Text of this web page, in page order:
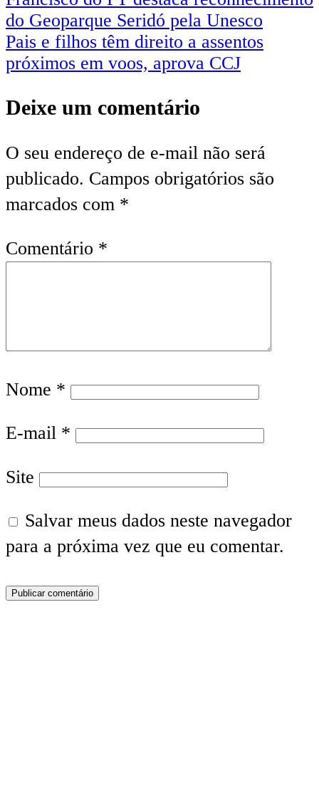
do Geoparque Seridó pela Unesco
Pais e filhos têm direito a assentos
próximos em voos, aprova CCJ
Deixe um comentário
O seu endereço de e-mail não será
publicado. Campos obrigatórios são
marcados com *
Comentário *
Nome *
E-mail *
Site
Salvar meus dados neste navegador
para a próxima vez que eu comentar.